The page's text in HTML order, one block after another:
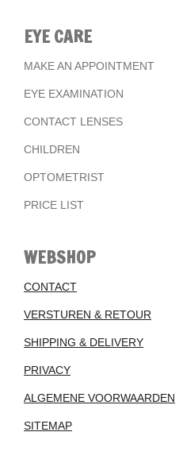
EYE CARE
MAKE AN APPOINTMENT
EYE EXAMINATION
CONTACT LENSES
CHILDREN
OPTOMETRIST
PRICE LIST
WEBSHOP
CONTACT
VERSTUREN & RETOUR
SHIPPING & DELIVERY
PRIVACY
ALGEMENE VOORWAARDEN
SITEMAP